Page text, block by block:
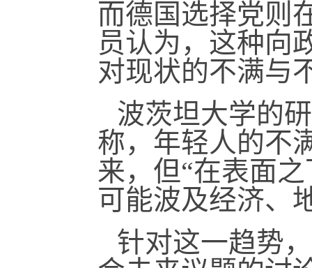
而德国选择党则
员认为，这种向
对现状的不满与
波茨坦大学的
称，年轻人的不
来，但“在表面
可能波及经济、
针对这一趋势